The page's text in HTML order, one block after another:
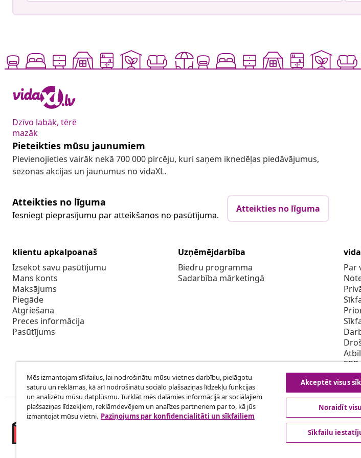
Dzīvo labāk, tērē
mazāk
Pieteikties mūsu jaunumiem
Pievienojieties vairāk nekā 700 000 pircēju, kuri saņem iknedēļas piedāvājumus,
sezonas akcijas un jaunumus no vidaXL.
Atteikties no līguma
Iesniegt pieprasījumu par atteikšanos no pasūtījuma.
Atteikties no līguma
klientu apkalpoanaš
Izsekot savu pasūtījumu
Mans konts
Maksājums
Piegāde
Atgriešana
Preces informācija
Pasūtījums
Uzņēmējdarbība
Biedru programma
Sadarbība mārketingā
Par
Mēs izmantojam sīkfailus, lai nodrošinātu mūsu vietnes darbību, pielāgotu
saturu un reklāmas, kā arī nodrošinātu sociālo plašsaziņas līdzekļu funkcijas
un analizētu mūsu datplūsmu. Turklāt mēs dalāmies informācijā ar sociālajiem
plašsaziņas līdzekļiem, reklāmdevējiem un analīzes partneriem par to, kā jūs
izmantojat mūsu vietni. Paziņojums par konfidencialitāti un sīkfailiem
Akceptēt visus
Noraidīt visu
Sīkfailu